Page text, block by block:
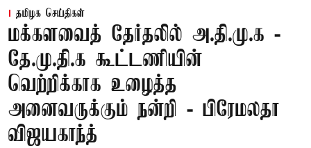
தமிழக செய்திகள்
மக்களவைத் தேர்தலில் அ.தி.மு.க -
தே.மு.தி.க கூட்டணியின்
வெற்றிக்காக உழைத்த
அனைவருக்கும் நன்றி - பிரேமலதா
விஜயகாந்த்